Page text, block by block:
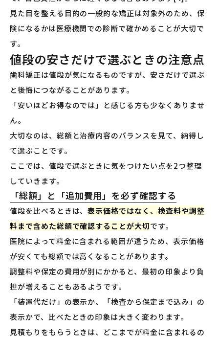
見た目を整える目的の一般的な矯正は対象外のため、保
険になるかは医療機関での診断で確かめることが大切で
す。
値段の安さだけで選ぶときの注意点
歯科矯正は値段が気になるものですが、安さだけで選ぶ
と後悔につながることがあります。
「安いほどお得なのでは」と感じる方も少なくありませ
ん。
大切なのは、総額と治療内容のバランスを見て、納得し
て選ぶことです。
ここでは、値段で選ぶときに気をつけたい点を2つ整理
していきます。
「総額」と「追加費用」を必ず確認する
値段を比べるときは、表示価格ではなく、検査料や調整
料まで含めた総額で確認することが大切です。
医院によって料金に含まれる範囲が違うため、表示価格
が安くても総額では高くなることがあります。
調整料や保定の費用が別にかかると、最初の印象より負
担が増えることもあるようです。
「装置代だけ」の表示か、「検査から保定まで込み」の
表示かで、比べたときの印象は大きく変わります。
見積もりをもらうときは、どこまでが料金に含まれるの